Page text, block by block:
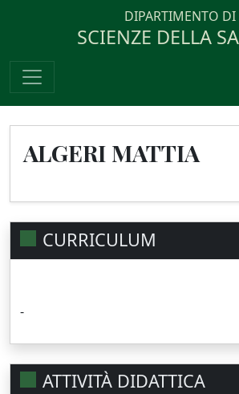
DIPARTIMENTO DI
SCIENZE DELLA
ALGERI MATTIA
CURRICULUM
-
ATTIVITÀ DIDATTICA